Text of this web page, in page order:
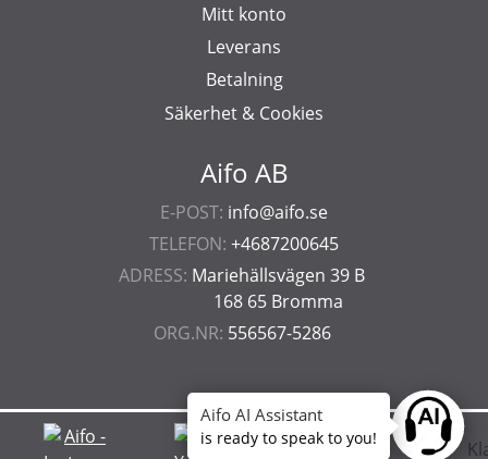
Aifo AB
E-POST: info@aifo.se
TELEFON: +4687200645
ADRESS: Mariehällsvägen 39 B
168 65 Bromma
ORG.NR: 556567-5286
Mitt konto
Leverans
Betalning
Säkerhet & Cookies
Ask
Aifo AI Assistant
is ready to speak to you!